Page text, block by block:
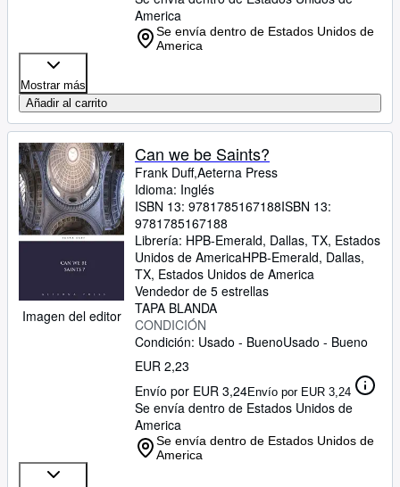
America
Se envía dentro de Estados Unidos de
America
Mostrar más
Añadir al carrito
Imagen del editor
Can we be Saints?
Frank Duff,Aeterna Press
Idioma: Inglés
ISBN 13: 9781785167188ISBN 13:
9781785167188
Librería: HPB-Emerald, Dallas, TX, Estados
Unidos de AmericaHPB-Emerald, Dallas,
TX, Estados Unidos de America
Vendedor de 5 estrellas
TAPA BLANDA
CONDICIÓN
Condición: Usado - BuenoUsado - Bueno
EUR 2,23
Envío por EUR 3,24Envío por EUR 3,24
Se envía dentro de Estados Unidos de
America
Se envía dentro de Estados Unidos de
America